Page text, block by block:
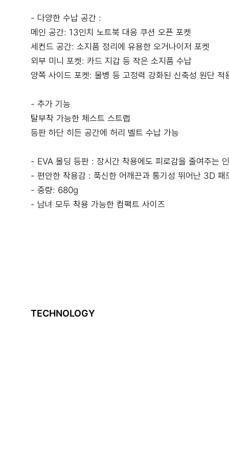
- 다양한 수납 공간 :
메인 공간: 13인치 노트북 대응 쿠션 오픈 포켓
세컨드 공간: 소지품 정리에 유용한 오거나이저 포켓
외부 미니 포켓: 카드 지갑 등 작은 소지품 수납
양쪽 사이드 포켓: 물병 등 고정력 강화된 신축성 원단 적
- 추가 기능
탈부착 가능한 체스트 스트랩
등판 하단 히든 공간에 허리 벨트 수납 가능
- EVA 몰딩 등판 : 장시간 착용에도 피로감을 줄여주는
- 편안한 착용감 : 푹신한 어깨끈과 통기성 뛰어난 3D 패
- 중량: 680g
- 남녀 모두 착용 가능한 컴팩트 사이즈
TECHNOLOGY